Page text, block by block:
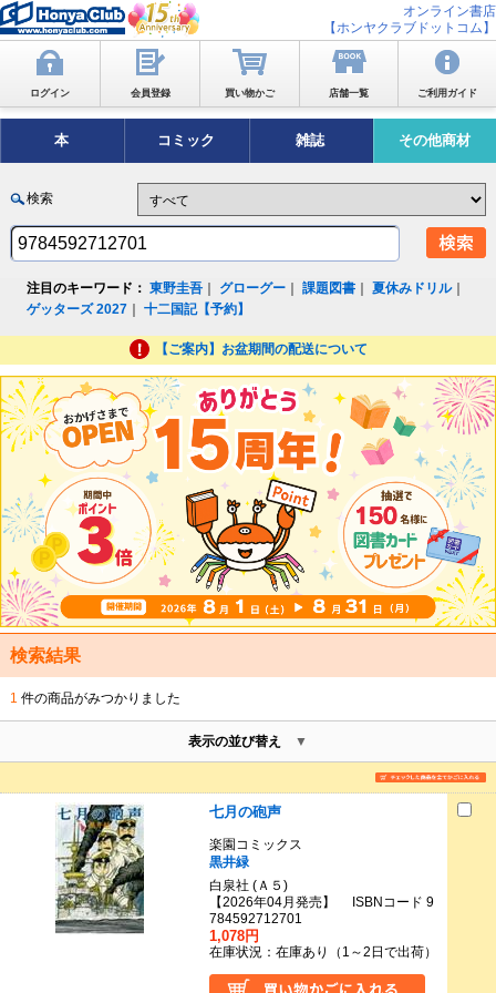
オンライン書店
【ホンヤクラブドットコム】
ログイン 会員登録 買い物かご 店舗一覧 ご利用ガイド
本 コミック 雑誌 その他商材
検索
注目のキーワード： 東野圭吾 グローグー ｜課題図書 ｜夏休みドリル｜
ゲッターズ 2027 ｜十二国記【予約】
【ご案内】お盆期間の配送について
検索結果
1 件の商品がみつかりました
表示の並び替え
七月の砲声
楽園コミックス
黒井緑
白泉社 (Ａ５)
【2026年04月発売】 ISBNコード 9
784592712701
1,078円
在庫状況：在庫あり（1～2日で出荷）